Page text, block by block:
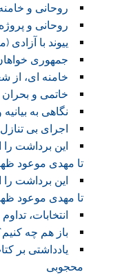
روحانی و
روحانی و
ییوند با
جمهوری
خامنه ای، از
خاتمی و
نگاهی به
اجرای بی
این برداشت را
تا مهدی موعود
این برداشت را
تا مهدی موعود
انتخابات،
باز هم چه
یادداشتی بر
محجوبی